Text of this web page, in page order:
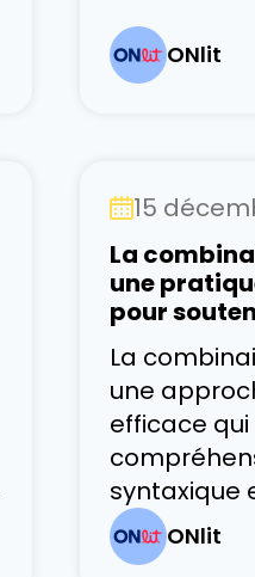
Fraser
cognitif et
ONlit
15
La
une
pour
linguistique
La
une
efficace
syntaxique
éléments
linguistique.
ONlit